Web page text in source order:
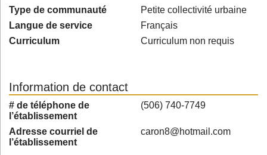
Type de communauté
Petite collectivité urbaine
Langue de service
Français
Curriculum
Curriculum non requis
Information de contact
# de téléphone de
l’établissement
(506) 740-7749
Adresse courriel de
l’établissement
caron8@hotmail.com